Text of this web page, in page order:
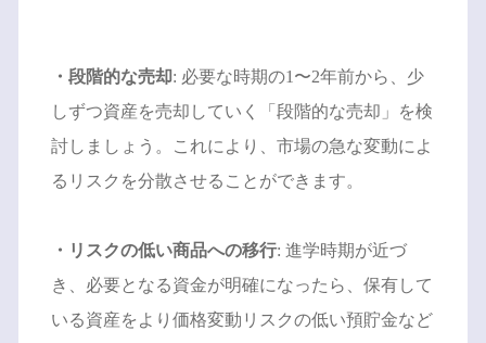
・段階的な売却: 必要な時期の1〜2年前から、少
しずつ資産を売却していく「段階的な売却」を検
討しましょう。これにより、市場の急な変動によ
るリスクを分散させることができます。
・リスクの低い商品への移行: 進学時期が近づ
き、必要となる資金が明確になったら、保有して
いる資産をより価格変動リスクの低い預貯金など